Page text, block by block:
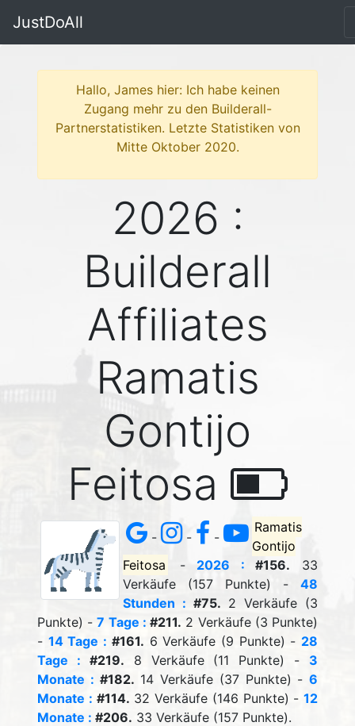
JustDoAll
Hallo, James hier: Ich habe keinen
Zugang mehr zu den Builderall-
Partnerstatistiken. Letzte Statistiken von
Mitte Oktober 2020.
2026 :
Builderall
Affiliates
Ramatis
Gontijo
Feitosa
- - -
Ramatis
Gontijo
Feitosa
-2026 : #156. 33
Verkäufe (157 Punkte) - 48
Stunden : #75. 2 Verkäufe (3
Punkte) -7 Tage : #211. 2 Verkäufe (3 Punkte)
- 14 Tage : #161. 6 Verkäufe (9 Punkte) - 28
Tage : #219. 8 Verkäufe (11 Punkte) - 3
Monate : #182. 14 Verkäufe (37 Punkte) - 6
Monate : #114. 32 Verkäufe (146 Punkte) - 12
Monate : #206. 33 Verkäufe (157 Punkte).